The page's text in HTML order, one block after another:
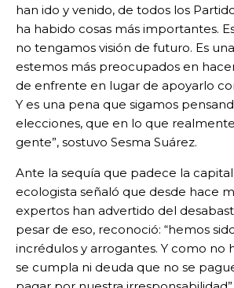
han ido y venido, de todos los
ha habido cosas más importantes.
no tengamos visión de futuro. Es
estemos más preocupados en
de enfrente en lugar de apoyarlo
Y es una pena que sigamos
elecciones, que en lo que
gente”, sostuvo Sesma Suárez.
Ante la sequía que padece la
ecologista señaló que desde hace
expertos han advertido del
pesar de eso, reconoció: “hemos
incrédulos y arrogantes. Y como no
se cumpla ni deuda que no se